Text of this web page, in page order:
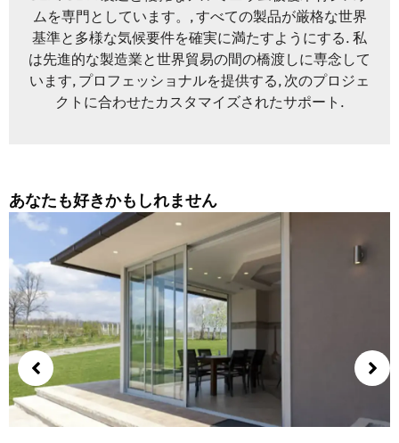
ムを専門としています。, すべての製品が厳格な世界
基準と多様な気候要件を確実に満たすようにする. 私
は先進的な製造業と世界貿易の間の橋渡しに専念して
います, プロフェッショナルを提供する, 次のプロジェ
クトに合わせたカスタマイズされたサポート.
あなたも好きかもしれません